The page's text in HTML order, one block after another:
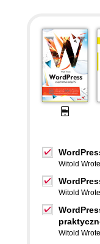
Witold
Witold
Witold